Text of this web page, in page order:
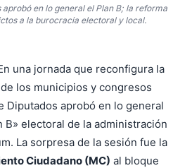
en lo general el Plan B; la reforma
a la burocracia electoral y local.
una jornada que reconfigura la
los municipios y congresos
Diputados aprobó en lo general
B» electoral de la administración
La sorpresa de la sesión fue la
Ciudadano (MC) al bloque